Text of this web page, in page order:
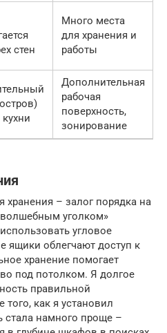
стен
Много места
для хранения и
работы
Дополнительная
рабочая
поверхность,
зонирование
хранения – залог порядка на
уголком»
угловое
ящики облегчают доступ к
хранение помогает
под потолком. Я долгое
правильной
как я установил
намного проще –